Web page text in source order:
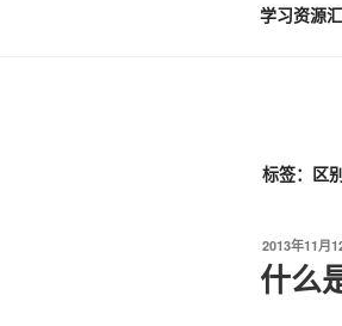
学习资源
标签：区
发
布
于
2013年11月
什么